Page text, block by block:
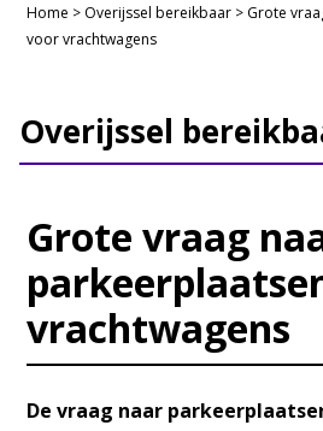
Home > Overijssel bereikbaar > Grote
voor vrachtwagens
Overijssel
Grote vraag
vrachtwagens
De vraag naar